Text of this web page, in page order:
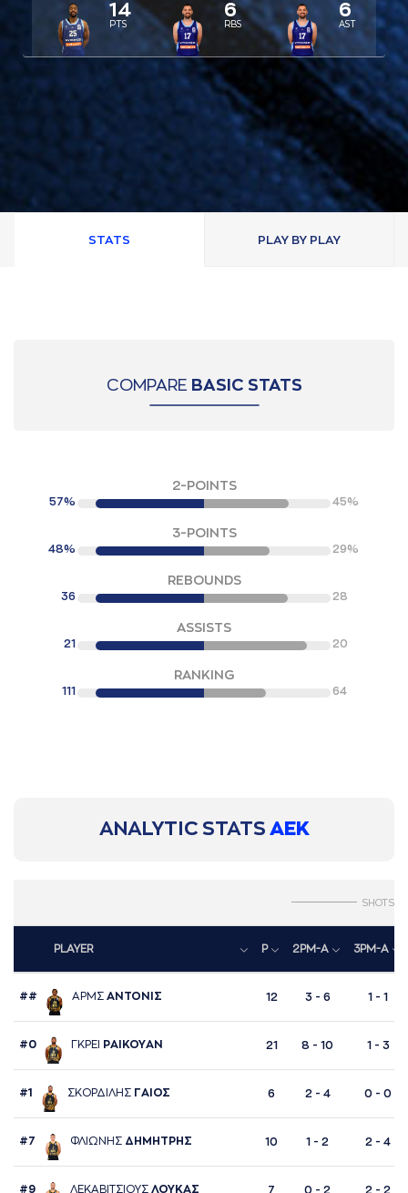
14
PTS
6
RBS
6
AST
STATS PLAY BY PLAY
COMPARE BASIC STATS
2-POINTS
57% 45%
3-POINTS
48% 29%
REBOUNDS
36 28
ASSISTS
21 20
RANKING
111 64
ANALYTIC STATS ΑΕΚ
SHOTS
PLAYER P 2PM-A 3PM-A
## AΡΜΣ AΝΤΟΝΙΣ 12 3 - 6 1 - 1
#0 ΓΚΡΕΙ ΡAΙΚΟΥAΝ 21 8 - 10 1 - 3
#1 ΣΚΟΡΔΙΛΗΣ ΓAΙΟΣ 6 2 - 4 0 - 0
#7 ΦΛΙΩΝΗΣ ΔΗΜΗΤΡΗΣ 10 1 - 2 2 - 4
#9 ΛΕΚAΒΙΤΣΙΟΥΣ ΛΟΥΚAΣ 7 0 - 2 2 - 2